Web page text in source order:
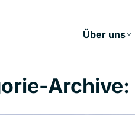
Über uns
Archive: